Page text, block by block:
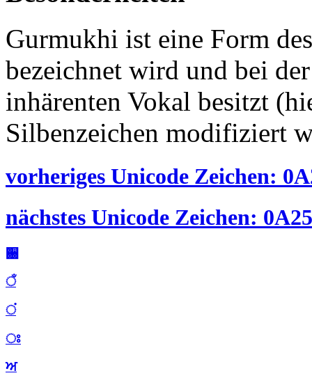
Gurmukhi ist eine Form
bezeichnet wird und bei
inhärenten Vokal besitzt
Silbenzeichen modifiziert
vorheriges Unicode Zeichen:
nächstes Unicode Zeichen:
਀
ਁ
ਂ
ਃ
ਅ